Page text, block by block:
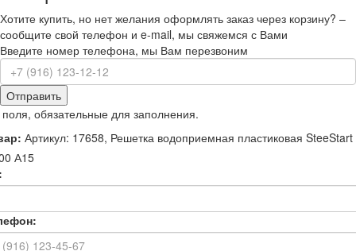
Хотите купить, но нет желания оформлять заказ через корзину? –
сообщите свой телефон и e-mail, мы свяжемся с Вами
Введите номер телефона, мы Вам перезвоним
Отправить
обязательные для заполнения.
Артикул: 17658, Решетка водоприемная пластиковая SteeStart
А15